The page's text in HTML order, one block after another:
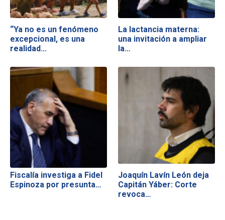
“Ya no es un fenómeno
excepcional, es una
realidad…
La lactancia materna:
una invitación a ampliar
la…
Fiscalía investiga a Fidel
Espinoza por presunta…
Joaquín Lavín León deja
Capitán Yáber: Corte
revoca…